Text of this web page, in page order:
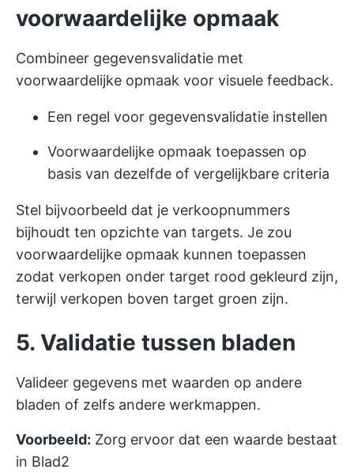
voorwaardelijke opmaak
Combineer gegevensvalidatie met
voorwaardelijke opmaak voor visuele feedback.
Een regel voor gegevensvalidatie instellen
Voorwaardelijke opmaak toepassen op
basis van dezelfde of vergelijkbare criteria
Stel bijvoorbeeld dat je verkoopnummers
bijhoudt ten opzichte van targets. Je zou
voorwaardelijke opmaak kunnen toepassen
zodat verkopen onder target rood gekleurd zijn,
terwijl verkopen boven target groen zijn.
5. Validatie tussen bladen
Valideer gegevens met waarden op andere
bladen of zelfs andere werkmappen.
Voorbeeld: Zorg ervoor dat een waarde bestaat
in Blad2